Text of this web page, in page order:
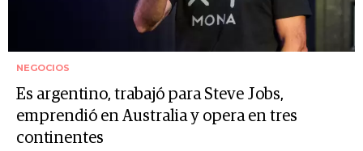
NEGOCIOS
Es argentino, trabajó para Steve Jobs,
emprendió en Australia y opera en tres
continentes